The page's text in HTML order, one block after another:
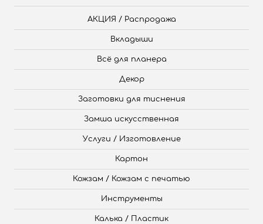
АКЦИЯ / Распродажа
Вкладыши
Всё для планера
Декор
Заготовки для тиснения
Замша искусственная
Услуги / Изготовление
Картон
Кожзам / Кожзам с печатью
Инструменты
Калька / Пластик